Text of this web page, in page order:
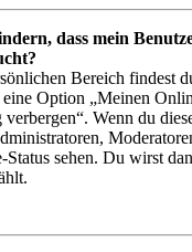
dass mein
Bereich findest
Option „Meinen
verbergen“. Wenn du
Status sehen. Du wirst